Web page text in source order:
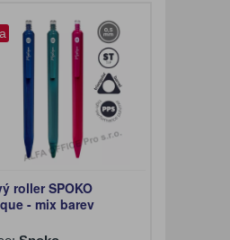
roller SPOKO
- mix barev